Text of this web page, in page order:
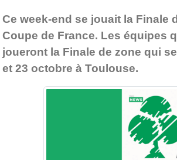
Ce week-end se jouait la Finale
Coupe de France. Les équipes
joueront la Finale de zone qui
et 23 octobre à Toulouse.